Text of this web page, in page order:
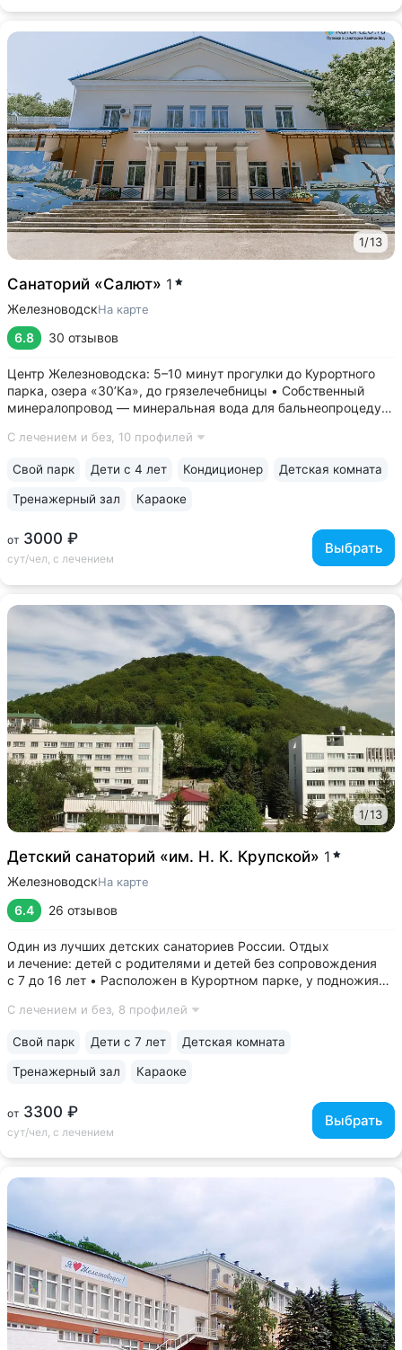
1/13
Санаторий «Салют» 1
ЖелезноводскНа карте
6.8 30 отзывов
Центр Железноводска: 5–10 минут прогулки до Курортного
парка, озера «30’Ка», до грязелечебницы • Собственный
минералопровод — минеральная вода для бальнеопроцедур
питание «меню-заказ». Круглый год в меню: свежие фрукты,
С лечением и без, 10 профилей
от 3000 ₽
сут/чел, с лечением
Выбрать
Свой парк Дети с 4 лет Кондиционер Детская комната
Тренажерный зал Караоке
1/13
Детский санаторий «им. Н. К. Крупской» 1
ЖелезноводскНа карте
6.4 26 отзывов
Один из лучших детских санаториев России. Отдых
и лечение: детей с родителями и детей без сопровождения
с 7 до 16 лет • Расположен в Курортном парке, у подножия
Климат позволяет проводить много времени на свежем
С лечением и без, 8 профилей
от 3300 ₽
сут/чел, с лечением
Выбрать
Свой парк Дети с 7 лет Детская комната
Тренажерный зал Караоке